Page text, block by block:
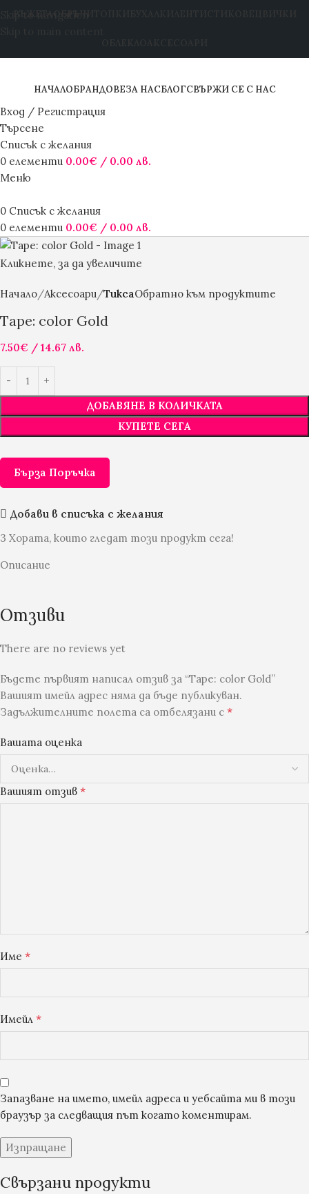
НАЧАЛОБРАНДОВЕЗА НАСБЛОГСВЪРЖИ СЕ С НАС
Вход / Регистрация
Търсене
Списък с желания
0 елементи 0.00€ / 0.00 лв.
Меню
0 Списък с желания
0 елементи 0.00€ / 0.00 лв.
Кликнете, за да увеличите
Начало Аксесоари ТиксаОбратно към продуктите
Tape: color Gold
7.50€ / 14.67 лв.
ДОБАВЯНЕ В КОЛИЧКАТА
КУПЕТЕ СЕГА
Бърза Поръчка
Добави в списъка с желания
3 Хората, които гледат този продукт сега!
Описание
Отзиви
There are no reviews yet
Бъдете първият написал отзив за “Tape: color Gold”
Вашият имейл адрес няма да бъде публикуван.
Задължителните полета са отбелязани с *
Вашата оценка
Вашият отзив *
Име *
Имейл *
Запазване на името, имейл адреса и уебсайта ми в този
браузър за следващия път когато коментирам.
Свързани продукти